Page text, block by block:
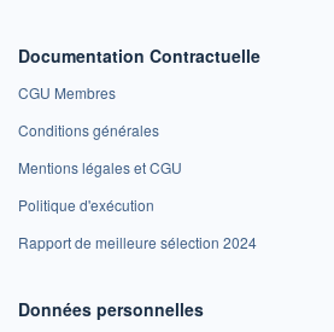
Documentation Contractuelle
CGU Membres
Conditions générales
Mentions légales et CGU
Politique d'exécution
Rapport de meilleure sélection 2024
Données personnelles